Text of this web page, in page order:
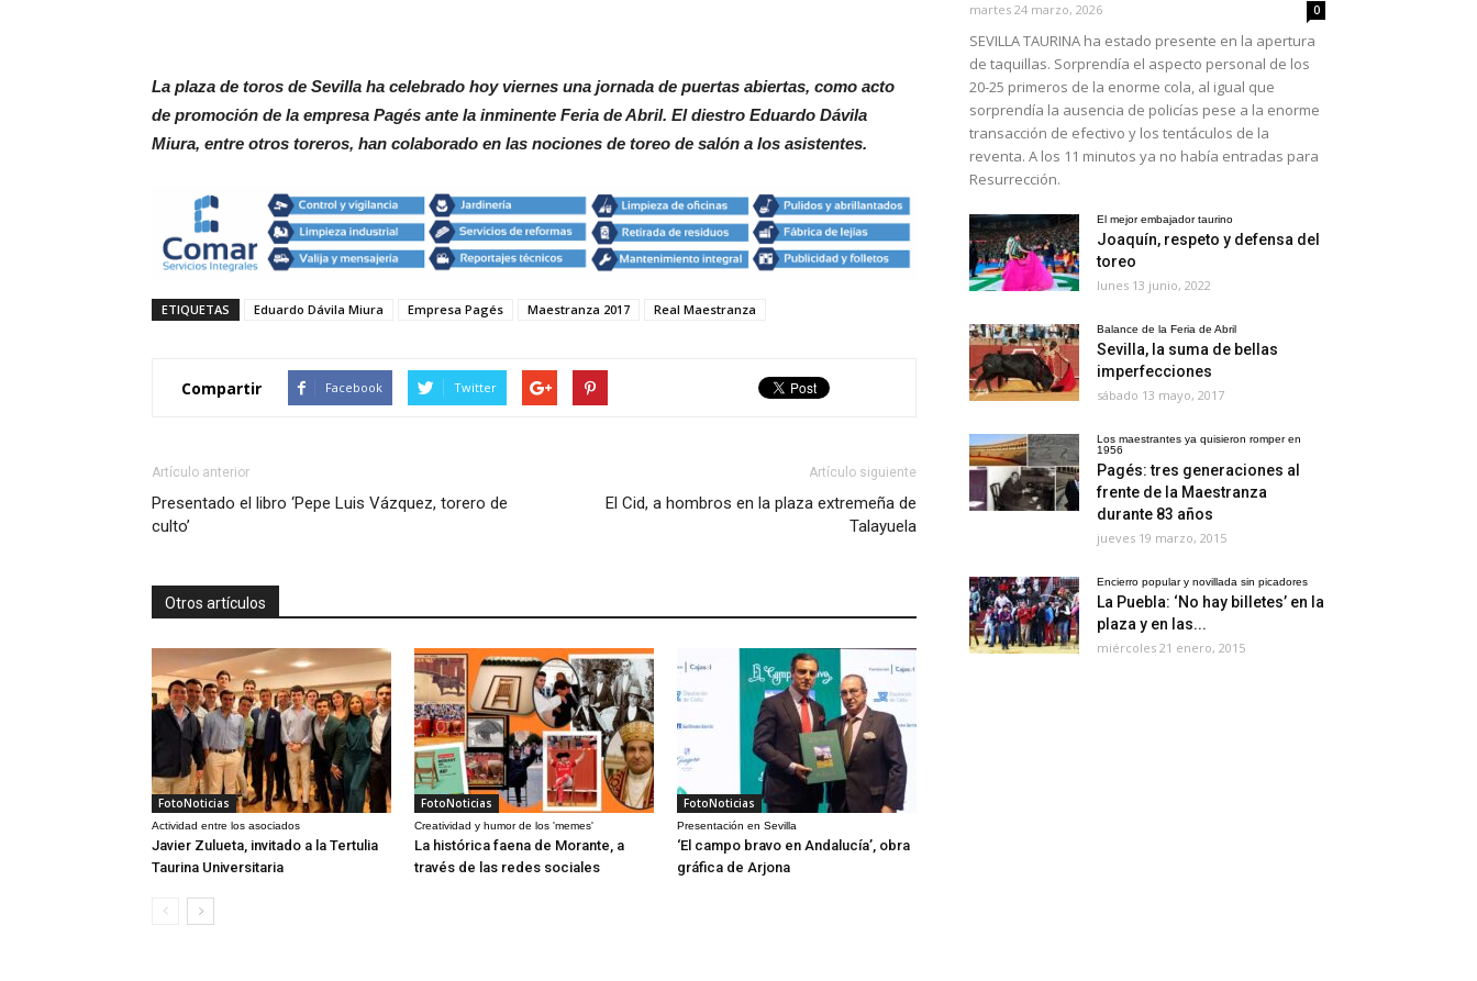
La plaza de toros de Sevilla ha celebrado hoy viernes una jornada de puertas abiertas, como acto
de promoción de la empresa Pagés ante la inminente Feria de Abril. El diestro Eduardo Dávila
Miura, entre otros toreros, han colaborado en las nociones de toreo de salón a los asistentes.
ETIQUETAS Eduardo Dávila Miura Empresa Pagés Maestranza 2017 Real Maestranza
Compartir Facebook Twitter
Artículo anterior
Presentado el libro ‘Pepe Luis Vázquez, torero de
culto’
Artículo siguiente
El Cid, a hombros en la plaza extremeña de
Talayuela
Otros artículos
FotoNoticias
Actividad entre los asociados
Javier Zulueta, invitado a la Tertulia
Taurina Universitaria
FotoNoticias
Creatividad y humor de los 'memes'
La histórica faena de Morante, a
través de las redes sociales
FotoNoticias
Presentación en Sevilla
‘El campo bravo en Andalucía’, obra
gráfica de Arjona
martes 24 marzo, 2026 0
SEVILLA TAURINA ha estado presente en la apertura
de taquillas. Sorprendía el aspecto personal de los
20-25 primeros de la enorme cola, al igual que
sorprendía la ausencia de policías pese a la enorme
transacción de efectivo y los tentáculos de la
reventa. A los 11 minutos ya no había entradas para
Resurrección.
El mejor embajador taurino
Joaquín, respeto y defensa del
toreo
lunes 13 junio, 2022
Balance de la Feria de Abril
Sevilla, la suma de bellas
imperfecciones
sábado 13 mayo, 2017
Los maestrantes ya quisieron romper en
1956
Pagés: tres generaciones al
frente de la Maestranza
durante 83 años
jueves 19 marzo, 2015
Encierro popular y novillada sin picadores
La Puebla: ‘No hay billetes’ en la
plaza y en las...
miércoles 21 enero, 2015